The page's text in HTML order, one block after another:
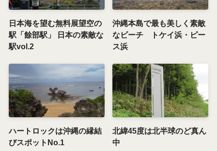
日本海を望む無料展望空の
駅「餘部駅」 日本の素敵な
駅vol.2
沖縄本島で最も美しく素敵
なビーチ トケイ浜・ピー
ス浜
ハートロックは沖縄の縁結
びスポットNo.1
北緯45度は北半球のど真ん
中